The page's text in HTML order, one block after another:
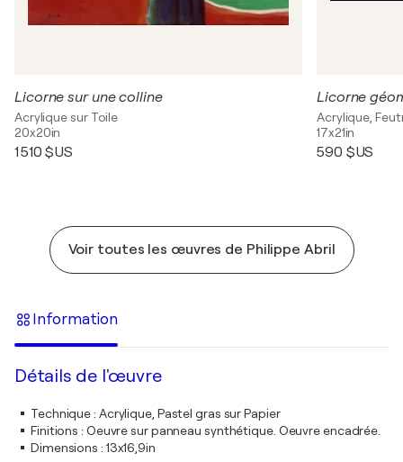
Licorne sur une colline
Acrylique sur Toile
20x20in
1 510 $US
Licorne
Acrylique,
17x21in
590 $US
Voir toutes les œuvres de Philippe Abril
Information
Détails de l'œuvre
Technique: Acrylique, Pastel gras sur Papier
Finitions : Oeuvre sur panneau synthétique. Oeuvre encadrée.
Dimensions : 13x16,9in